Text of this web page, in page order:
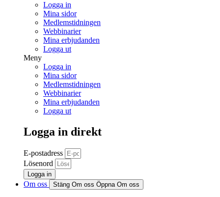
Logga in
Mina sidor
Medlemstidningen
Webbinarier
Mina erbjudanden
Logga ut
Meny
Logga in
Mina sidor
Medlemstidningen
Webbinarier
Mina erbjudanden
Logga ut
Logga in direkt
E-postadress
Lösenord
Logga in
Om oss Stäng Om oss Öppna Om oss